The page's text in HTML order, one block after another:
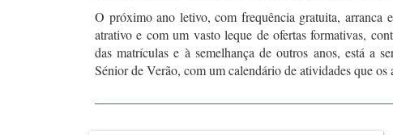
O próximo ano letivo, com frequência gratuita, arranca
atrativo e com um vasto leque de ofertas formativas,
das matrículas e à semelhança de outros anos, está a
Sénior de Verão, com um calendário de atividades que